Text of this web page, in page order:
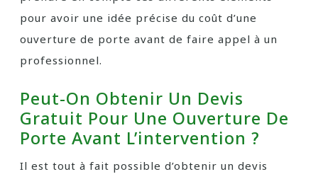
pour avoir une idée précise du coût d’une
ouverture de porte avant de faire appel à un
professionnel.
Peut-On Obtenir Un Devis
Gratuit Pour Une Ouverture De
Porte Avant L’intervention ?
Il est tout à fait possible d’obtenir un devis